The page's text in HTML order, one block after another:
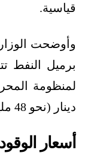
قياسية.
وأوضحت
برميل النفط
دينار (نحو 48 مليون دولار أمريكي) في السنة.
أسعار